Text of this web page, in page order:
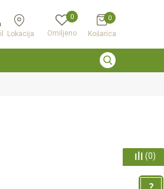
Lokacija Omiljeno
0
Košarica
0
(0)